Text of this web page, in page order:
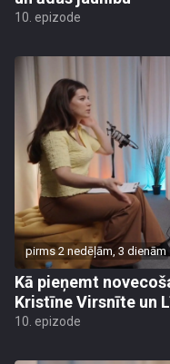
10. epizode
pirms 2 nedēļām, 3 dienām
Kā pieņemt
Kristīne Virsnīte un
10. epizode